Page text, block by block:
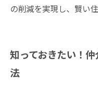
の削減を実現し、賢い
知っておきたい！
法